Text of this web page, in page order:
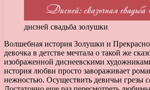
дисней свадьба золушки
Волшебная история Золушки и
девочка в детстве мечтала о такой же
изображенной диснеевскими
история любви просто завораживает
нежностью. Осуществить девичьи грезы